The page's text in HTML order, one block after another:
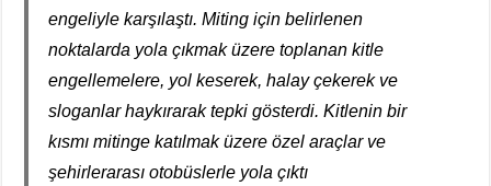
engeliyle karşılaştı. Miting için belirlenen
noktalarda yola çıkmak üzere toplanan kitle
engellemelere, yol keserek, halay çekerek ve
sloganlar haykırarak tepki gösterdi. Kitlenin bir
kısmı mitinge katılmak üzere özel araçlar ve
şehirlerarası otobüslerle yola çıktı